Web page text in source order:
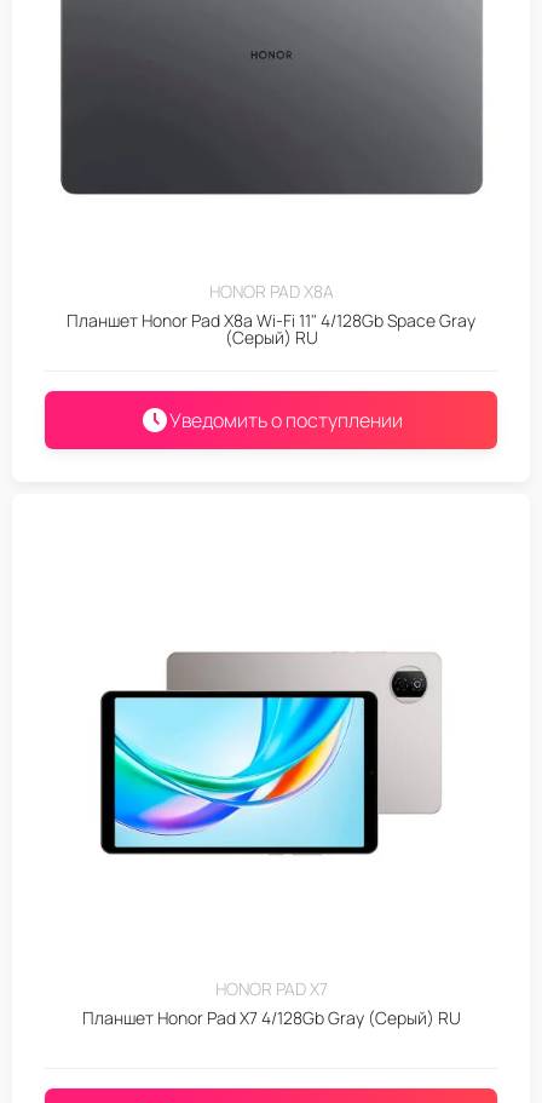
HONOR PAD X8A
Планшет Honor Pad X8a Wi-Fi 11" 4/128Gb Space Gray
(Серый) RU
Уведомить о поступлении
HONOR PAD X7
Планшет Honor Pad X7 4/128Gb Gray (Серый) RU